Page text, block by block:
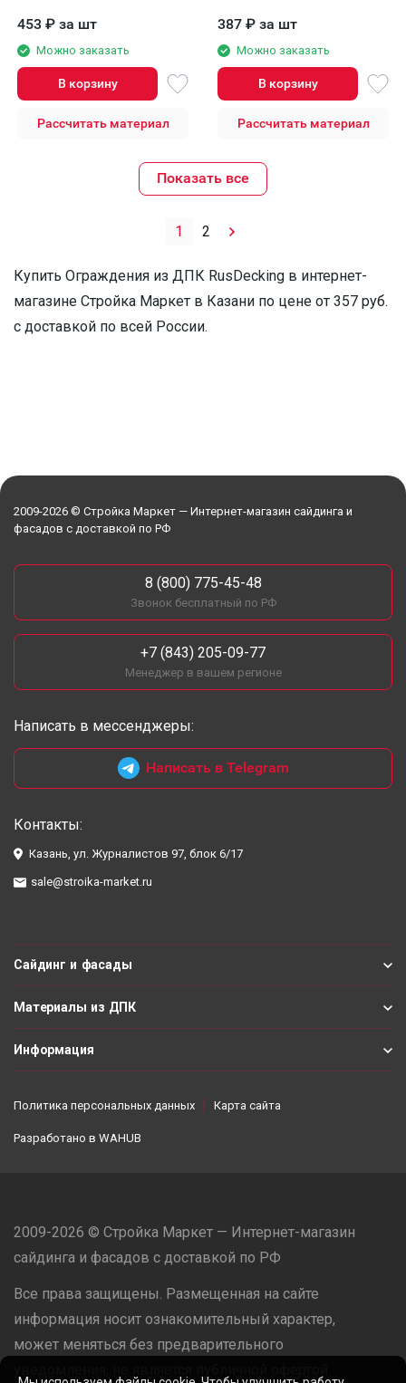
453 ₽ за шт
Можно заказать
В корзину
Рассчитать материал
387 ₽ за шт
Можно заказать
В корзину
Рассчитать материал
Показать все
1 2
Купить Ограждения из ДПК RusDecking в интернет-
магазине Стройка Маркет в Казани по цене от 357 руб.
с доставкой по всей России.
2009-2026 © Стройка Маркет — Интернет-магазин сайдинга и
фасадов с доставкой по РФ
8 (800) 775-45-48
Звонок бесплатный по РФ
+7 (843) 205-09-77
Менеджер в вашем регионе
Написать в мессенджеры:
Написать в Telegram
Контакты:
Казань, ул. Журналистов 97, блок 6/17
sale@stroika-market.ru
Сайдинг и фасады
Материалы из ДПК
Информация
Политика персональных данных Карта сайта
Разработано в WAHUB
2009-2026 © Стройка Маркет — Интернет-магазин
сайдинга и фасадов с доставкой по РФ
Все права защищены. Размещенная на сайте
информация носит ознакомительный характер,
может меняться без предварительного